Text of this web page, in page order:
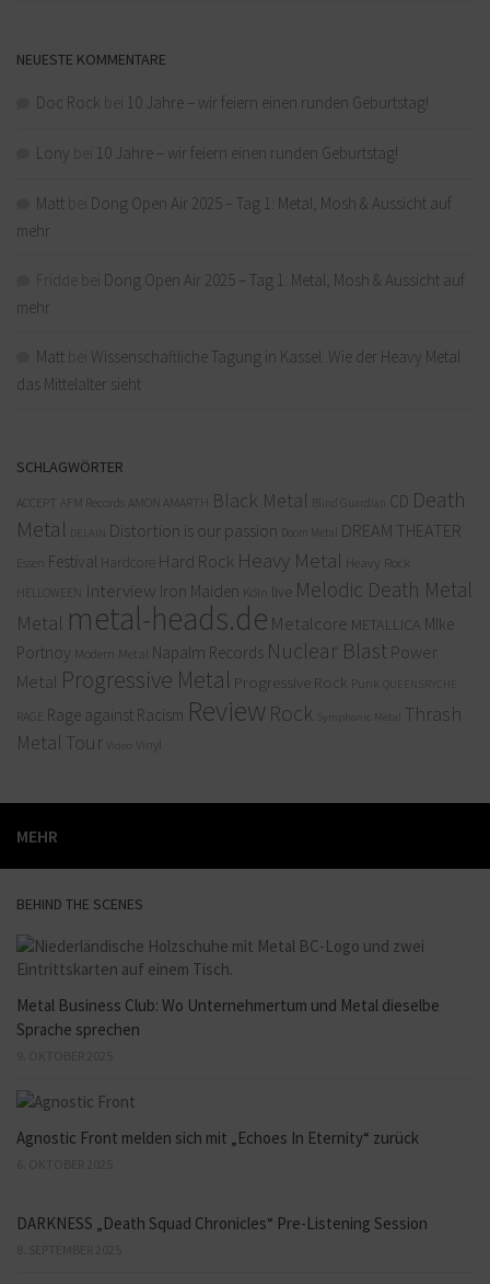
NEUESTE KOMMENTARE
Doc Rock 10 Jahre – wir feiern einen runden Geburtstag!
Lony 10 Jahre – wir feiern einen runden Geburtstag!
Matt
Dong Open Air 2025 – Tag 1: Metal, Mosh & Aussicht auf
mehr
Dong Open Air 2025 – Tag 1: Metal, Mosh & Aussicht auf
mehr
Matt
Wissenschaftliche Tagung in Kassel: Wie der Heavy Metal
das Mittelalter sieht
SCHLAGWÖRTER
ACCEPT AFM Records AMON AMARTH Black Metal Blind Guardian CD Death
Metal
DELAIN Distortion is our passion Doom Metal DREAM THEATER
Essen Festival Hardcore Hard Rock Heavy Metal Heavy Rock
HELLOWEEN Interview Iron Maiden Köln live Melodic Death Metal
Metal metal-heads.de Metalcore METALLICA MIke
Portnoy Modern Metal Napalm Records Nuclear Blast Power
Metal Progressive Metal Progressive Rock Punk QUEENSRYCHE
RAGE Rage against Racism Review Rock Symphonic Metal
Thrash
Metal Tour Video Vinyl
MEHR
BEHIND THE SCENES
Metal Business Club: Wo Unternehmertum und Metal dieselbe
Sprache sprechen
Agnostic Front melden sich mit „Echoes In Eternity“ zurück
DARKNESS „Death Squad Chronicles“ Pre-Listening Session